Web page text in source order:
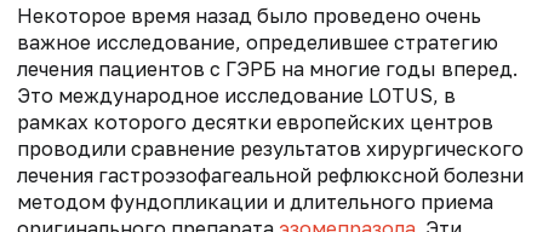
Некоторое время назад было проведено очень
важное исследование, определившее стратегию
лечения пациентов с ГЭРБ на многие годы вперед.
Это международное исследование LOTUS, в
рамках которого десятки европейских центров
проводили сравнение результатов хирургического
лечения гастроэзофагеальной рефлюксной болезни
методом фундопликации и длительного приема